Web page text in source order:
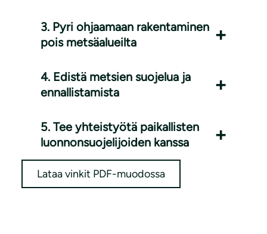
3. Pyri ohjaamaan rakentaminen
pois metsäalueilta
4. Edistä metsien suojelua ja
ennallistamista
5. Tee yhteistyötä paikallisten
luonnonsuojelijoiden kanssa
Lataa vinkit PDF-muodossa